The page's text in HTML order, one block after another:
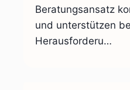
Beratungsansatz
und unterstützen
Herausforderu…